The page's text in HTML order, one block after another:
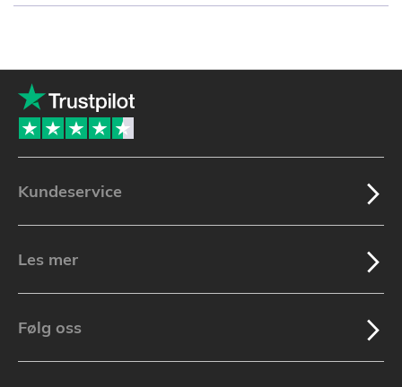
Kundeservice
Les mer
Følg oss